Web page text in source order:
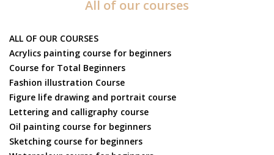
All of our courses
ALL OF OUR COURSES
Acrylics painting course for beginners
Course for Total Beginners
Fashion illustration Course
Figure life drawing and portrait course
Lettering and calligraphy course
Oil painting course for beginners
Sketching course for beginners